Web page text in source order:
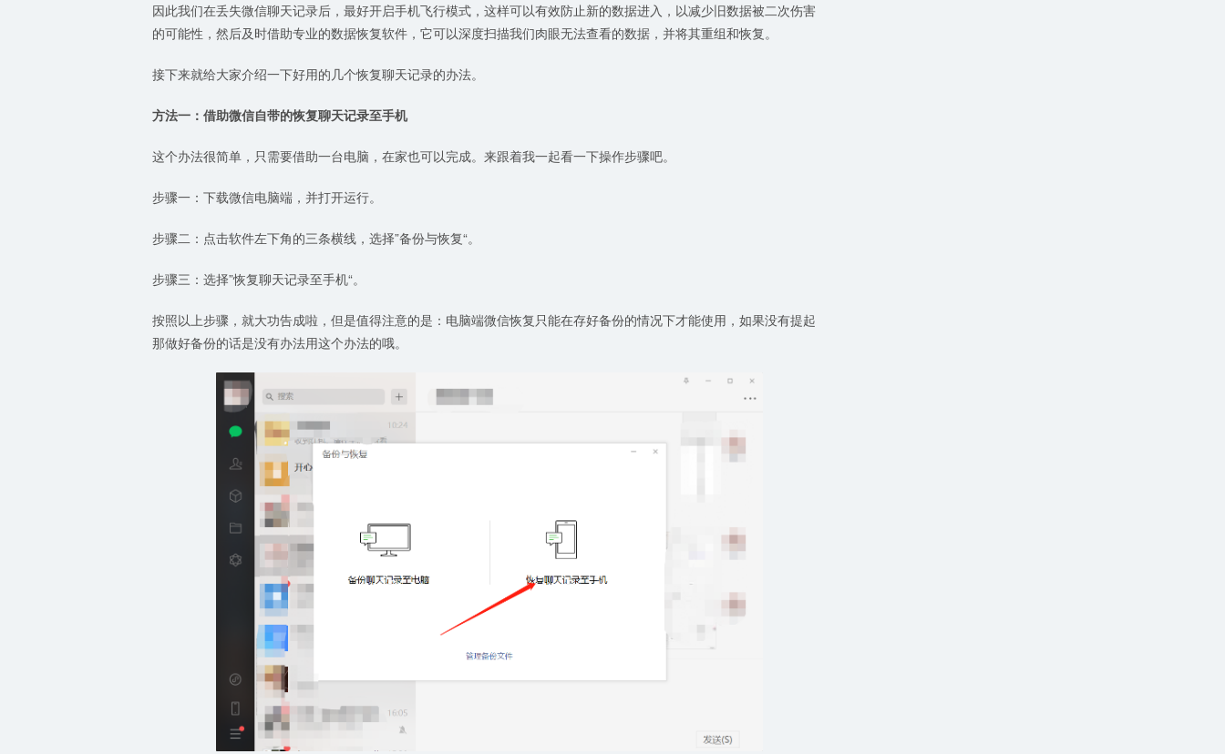
因此我们在丢失微信聊天记录后，最好开启手机飞行模式，这样可以有效防止新的数据进入，以减少旧数据被二次伤害
的可能性，然后及时借助专业的数据恢复软件，它可以深度扫描我们肉眼无法查看的数据，并将其重组和恢复。
接下来就给大家介绍一下好用的几个恢复聊天记录的办法。
方法一：借助微信自带的恢复聊天记录至手机
这个办法很简单，只需要借助一台电脑，在家也可以完成。来跟着我一起看一下操作步骤吧。
步骤一：下载微信电脑端，并打开运行。
步骤二：点击软件左下角的三条横线，选择”备份与恢复“。
步骤三：选择”恢复聊天记录至手机“。
按照以上步骤，就大功告成啦，但是值得注意的是：电脑端微信恢复只能在存好备份的情况下才能使用，如果没有提起
那做好备份的话是没有办法用这个办法的哦。